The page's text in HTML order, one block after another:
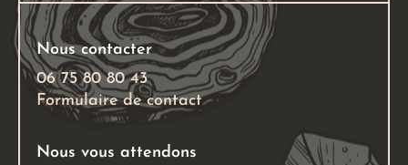
Nous contacter
06 75 80 80 43
Formulaire de contact
Nous vous attendons